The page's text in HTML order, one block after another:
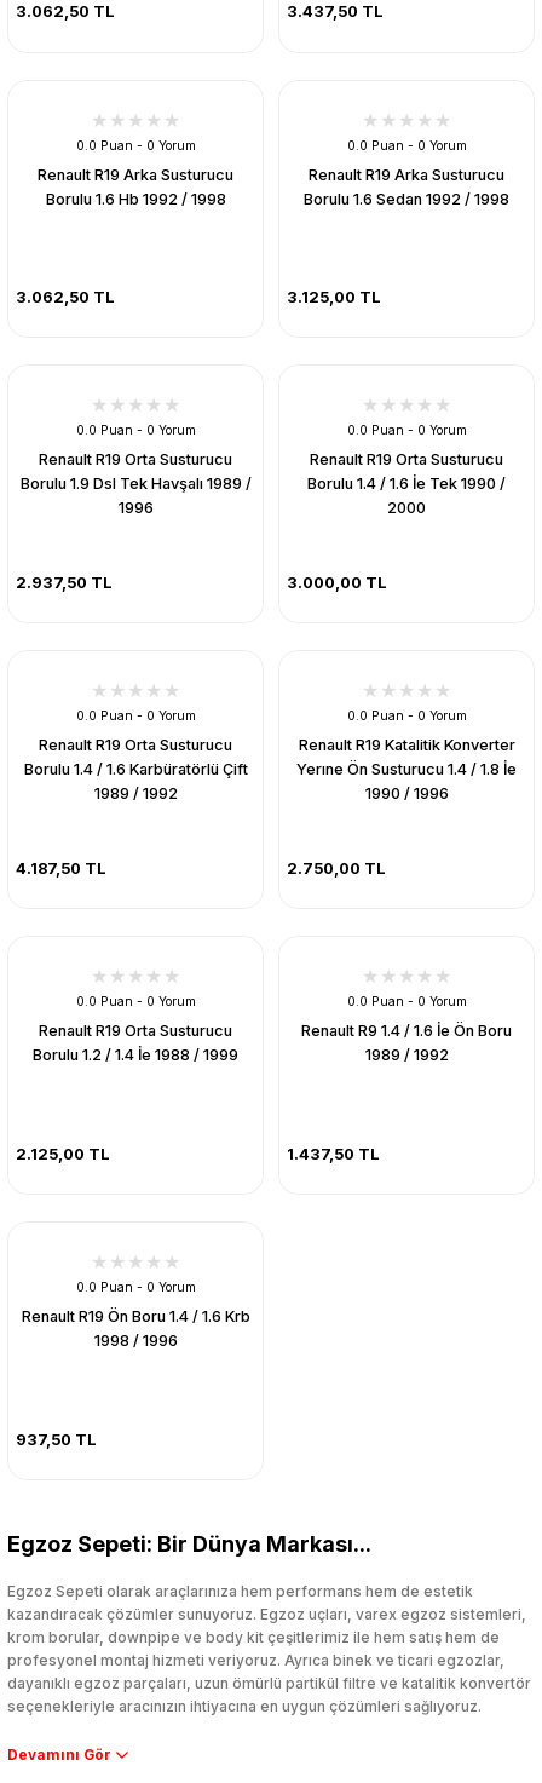
3.062,50 TL 3.437,50 TL
0.0 Puan - 0 Yorum
Renault R19 Arka Susturucu
Borulu 1.6 Hb 1992 / 1998
3.062,50 TL
0.0 Puan - 0 Yorum
Renault R19 Arka Susturucu
Borulu 1.6 Sedan 1992 / 1998
3.125,00 TL
0.0 Puan - 0 Yorum
Renault R19 Orta Susturucu
Borulu 1.9 Dsl Tek Havşalı 1989 /
1996
2.937,50 TL
0.0 Puan - 0 Yorum
Renault R19 Orta Susturucu
Borulu 1.4 / 1.6 İe Tek 1990 /
2000
3.000,00 TL
0.0 Puan - 0 Yorum
Renault R19 Orta Susturucu
Borulu 1.4 / 1.6 Karbüratörlü Çift
1989 / 1992
4.187,50 TL
0.0 Puan - 0 Yorum
Renault R19 Katalitik Konverter
Yerıne Ön Susturucu 1.4 / 1.8 İe
1990 / 1996
2.750,00 TL
0.0 Puan - 0 Yorum
Renault R19 Orta Susturucu
Borulu 1.2 / 1.4 İe 1988 / 1999
2.125,00 TL
0.0 Puan - 0 Yorum
Renault R9 1.4 / 1.6 İe Ön Boru
1989 / 1992
1.437,50 TL
0.0 Puan - 0 Yorum
Renault R19 Ön Boru 1.4 / 1.6 Krb
1998 / 1996
937,50 TL
Egzoz Sepeti: Bir Dünya Markası...
Egzoz Sepeti olarak araçlarınıza hem performans hem de estetik
kazandıracak çözümler sunuyoruz. Egzoz uçları, varex egzoz sistemleri,
krom borular, downpipe ve body kit çeşitlerimiz ile hem satış hem de
profesyonel montaj hizmeti veriyoruz. Ayrıca binek ve ticari egzozlar,
dayanıklı egzoz parçaları, uzun ömürlü partikül filtre ve katalitik konvertör
seçenekleriyle aracınızın ihtiyacına en uygun çözümleri sağlıyoruz.
Performans artışı isteyen sürücüler için özel performans egzozları ve